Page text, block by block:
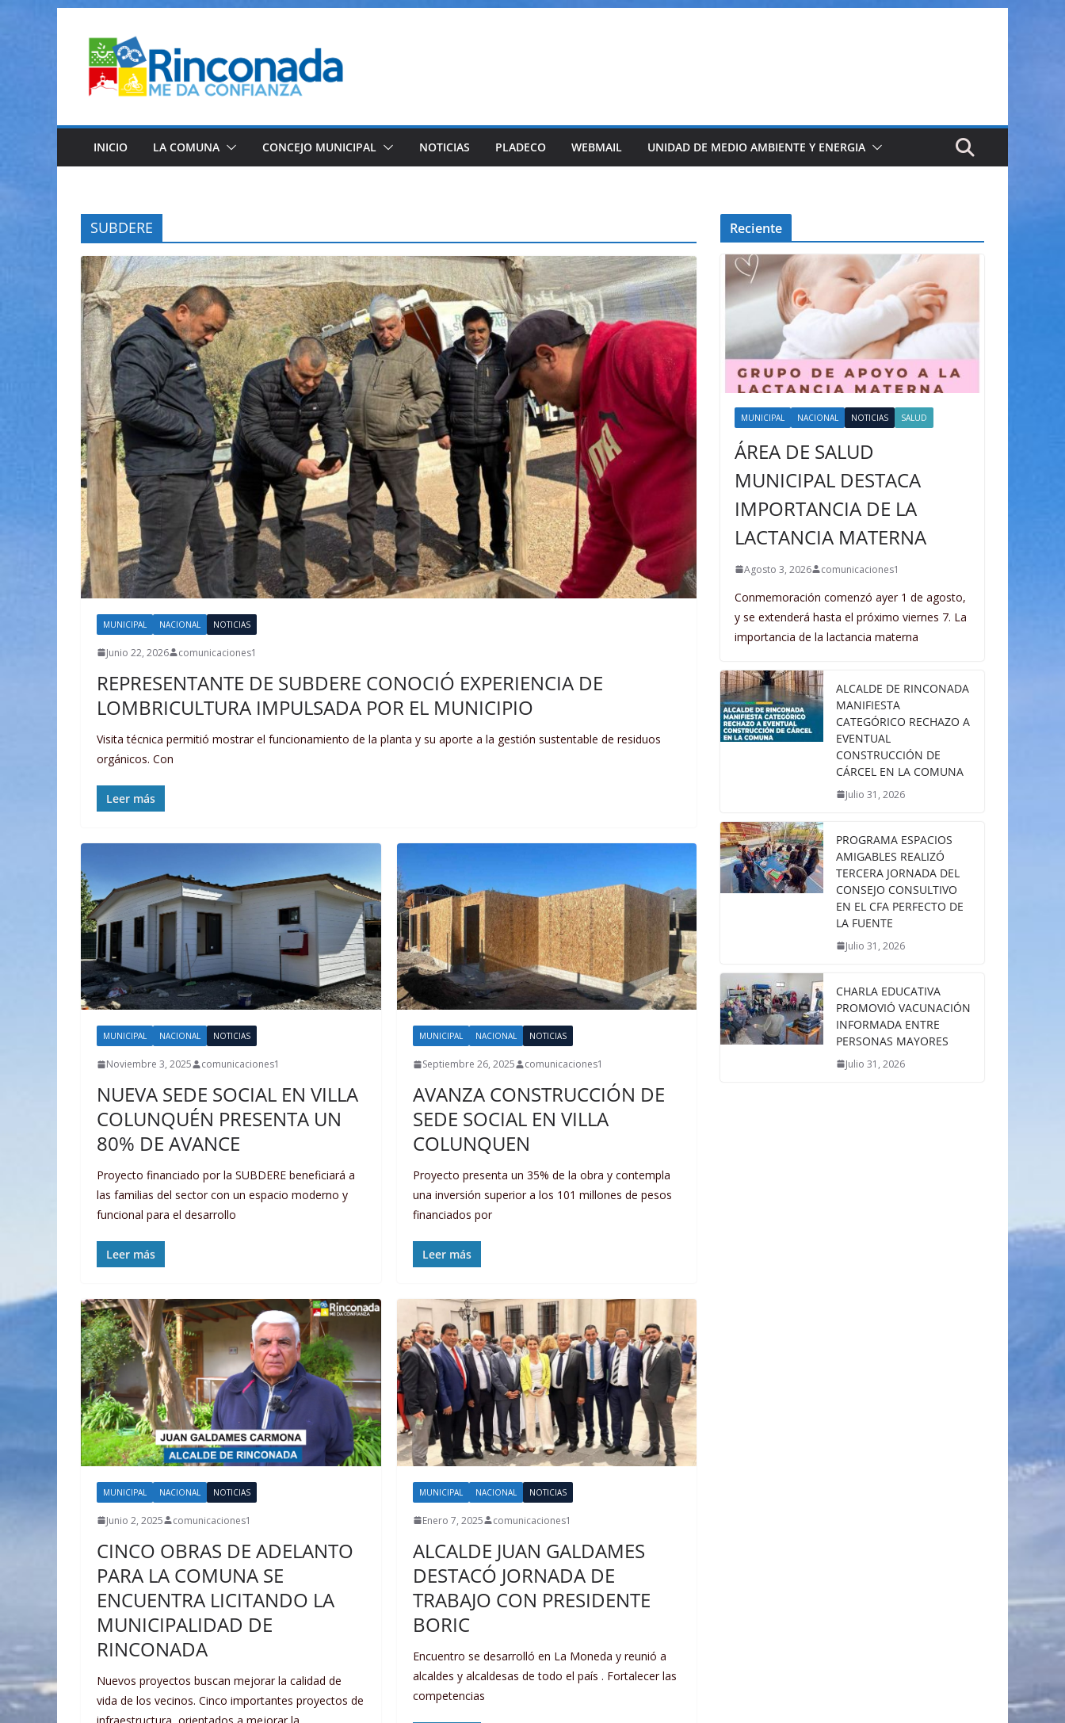
contenido
INICIO LA COMUNA CONCEJO MUNICIPAL NOTICIAS PLADECO WEBMAIL UNIDAD DE MEDIO AMBIENTE Y ENERGIA
SUBDERE
MUNICIPAL NACIONAL NOTICIAS
Junio 22, 2026 comunicaciones1
REPRESENTANTE DE SUBDERE CONOCIÓ EXPERIENCIA DE
LOMBRICULTURA IMPULSADA POR EL MUNICIPIO
Visita técnica permitió mostrar el funcionamiento de la planta y su aporte a la gestión sustentable de residuos
orgánicos. Con
Leer más
MUNICIPAL NACIONAL NOTICIAS
Noviembre 3, 2025 comunicaciones1
NUEVA SEDE SOCIAL EN VILLA
COLUNQUÉN PRESENTA UN
80% DE AVANCE
Proyecto financiado por la SUBDERE beneficiará a
las familias del sector con un espacio moderno y
funcional para el desarrollo
Leer más
MUNICIPAL NACIONAL NOTICIAS
Septiembre 26, 2025 comunicaciones1
AVANZA CONSTRUCCIÓN DE
SEDE SOCIAL EN VILLA
COLUNQUEN
Proyecto presenta un 35% de la obra y contempla
una inversión superior a los 101 millones de pesos
financiados por
Leer más
MUNICIPAL NACIONAL NOTICIAS
Junio 2, 2025 comunicaciones1
CINCO OBRAS DE ADELANTO
PARA LA COMUNA SE
ENCUENTRA LICITANDO LA
MUNICIPALIDAD DE
RINCONADA
Nuevos proyectos buscan mejorar la calidad de
vida de los vecinos. Cinco importantes proyectos de
MUNICIPAL NACIONAL NOTICIAS
Enero 7, 2025 comunicaciones1
ALCALDE JUAN GALDAMES
DESTACÓ JORNADA DE
TRABAJO CON PRESIDENTE
BORIC
Encuentro se desarrolló en La Moneda y reunió a
alcaldes y alcaldesas de todo el país . Fortalecer las
competencias
Reciente
MUNICIPAL NACIONAL NOTICIAS SALUD
ÁREA DE SALUD
MUNICIPAL DESTACA
IMPORTANCIA DE LA
LACTANCIA MATERNA
Agosto 3, 2026 comunicaciones1
Conmemoración comenzó ayer 1 de agosto,
y se extenderá hasta el próximo viernes 7. La
importancia de la lactancia materna
ALCALDE DE RINCONADA
MANIFIESTA
CATEGÓRICO RECHAZO A
EVENTUAL
CONSTRUCCIÓN DE
CÁRCEL EN LA COMUNA
Julio 31, 2026
PROGRAMA ESPACIOS
AMIGABLES REALIZÓ
TERCERA JORNADA DEL
CONSEJO CONSULTIVO
EN EL CFA PERFECTO DE
LA FUENTE
Julio 31, 2026
CHARLA EDUCATIVA
PROMOVIÓ VACUNACIÓN
INFORMADA ENTRE
PERSONAS MAYORES
Julio 31, 2026